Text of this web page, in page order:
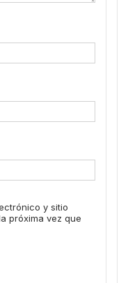
y sitio
próxima vez que